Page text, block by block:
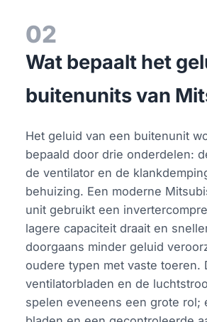
02
Wat bepaalt het
buitenunits van
Het geluid van een buitenunit
bepaald door drie onderdelen:
de ventilator en de
behuizing. Een moderne
unit gebruikt een
lagere capaciteit draait en
doorgaans minder geluid
oudere typen met vaste toeren.
ventilatorbladen en de
spelen eveneens een grote rol;